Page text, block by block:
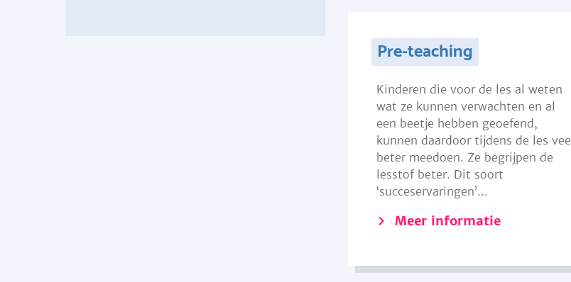
Pre-teaching
Kinderen die voor de les al weten
wat ze kunnen verwachten en al
een beetje hebben geoefend,
kunnen daardoor tijdens de les veel
beter meedoen. Ze begrijpen de
lesstof beter. Dit soort
‘succeservaringen’...
Meer informatie